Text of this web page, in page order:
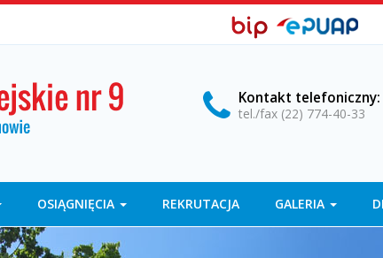
ePUAP
Biuletyn
Informacji
EPUAP
Kontakt telefoniczny:
tel./fax (22) 774-40-33
OSIĄGNIĘCIA REKRUTACJA GALERIA